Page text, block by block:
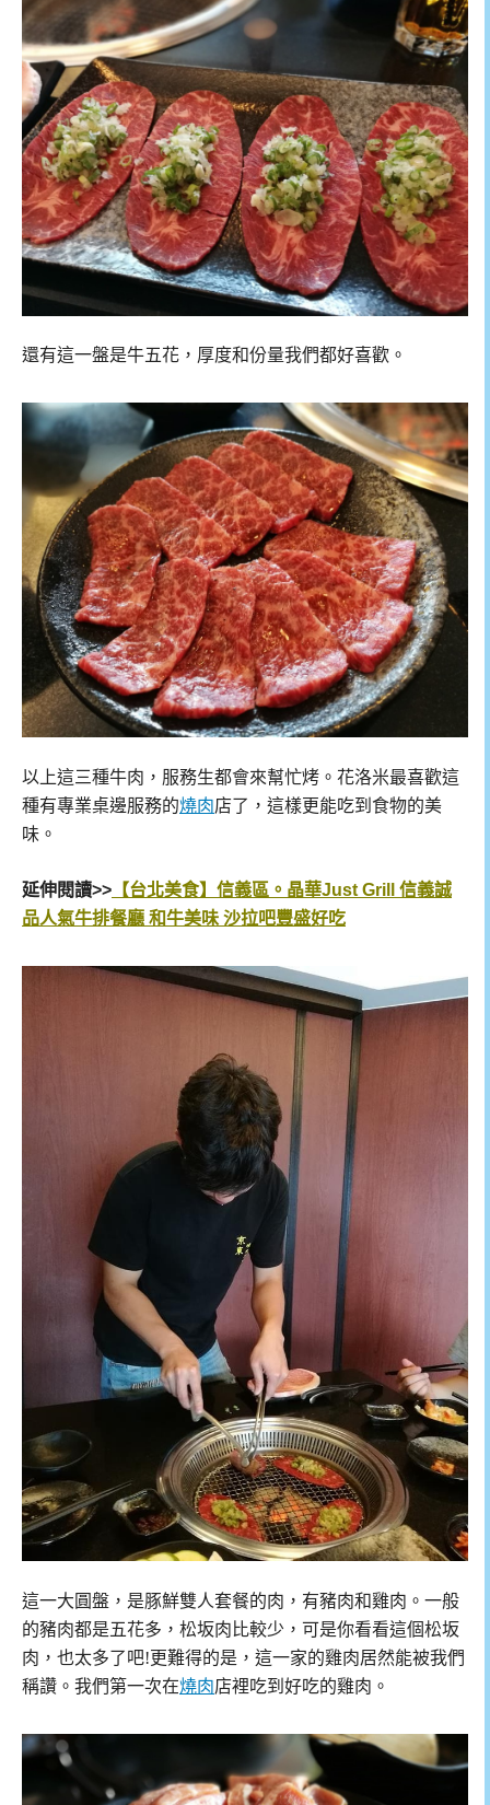
還有這一盤是牛五花，厚度和份量我們都好喜歡。
以上這三種牛肉，服務生都會來幫忙烤。花洛米最喜歡這
種有專業桌邊服務的燒肉店了，這樣更能吃到食物的美
味。
延伸閱讀>> 【台北美食】信義區。晶華Just Grill 信義誠
品人氣牛排餐廳 和牛美味 沙拉吧豐盛好吃
這一大圓盤，是豚鮮雙人套餐的肉，有豬肉和雞肉。一般
的豬肉都是五花多，松坂肉比較少，可是你看看這個松坂
肉，也太多了吧!更難得的是，這一家的雞肉居然能被我們
稱讚。我們第一次在燒肉店裡吃到好吃的雞肉。